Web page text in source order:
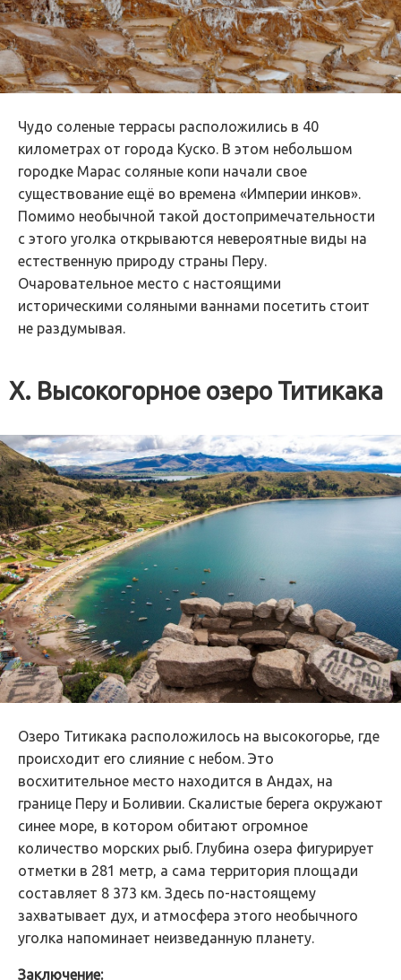
Чудо соленые террасы расположились в 40
километрах от города Куско. В этом небольшом
городке Марас соляные копи начали свое
существование ещё во времена «Империи инков».
Помимо необычной такой достопримечательности
с этого уголка открываются невероятные виды на
естественную природу страны Перу.
Очаровательное место с настоящими
историческими соляными ваннами посетить стоит
не раздумывая.
X. Высокогорное озеро Титикака
Озеро Титикака расположилось на высокогорье, где
происходит его слияние с небом. Это
восхитительное место находится в Андах, на
границе Перу и Боливии. Скалистые берега окружают
синее море, в котором обитают огромное
количество морских рыб. Глубина озера фигурирует
отметки в 281 метр, а сама территория площади
составляет 8 373 км. Здесь по-настоящему
захватывает дух, и атмосфера этого необычного
уголка напоминает неизведанную планету.
Заключение: